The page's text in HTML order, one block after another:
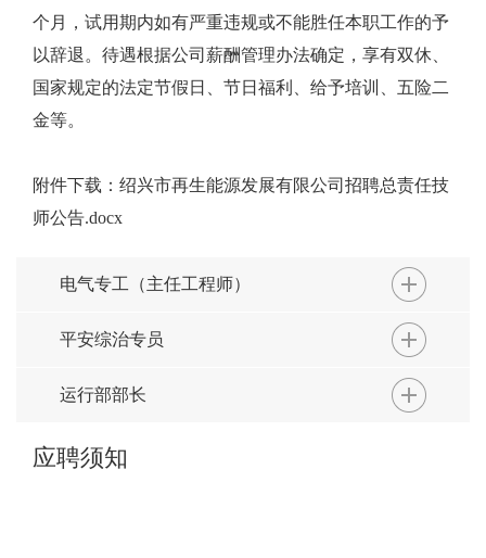
个月，试用期内如有严重违规或不能胜任本职工作的予
以辞退。待遇根据公司薪酬管理办法确定，享有双休、
国家规定的法定节假日、节日福利、给予培训、五险二
金等。
附件下载： 绍兴市再生能源发展有限公司招聘总责任技
师公告.docx
电气专工（主任工程师）
平安综治专员
运行部部长
应聘须知